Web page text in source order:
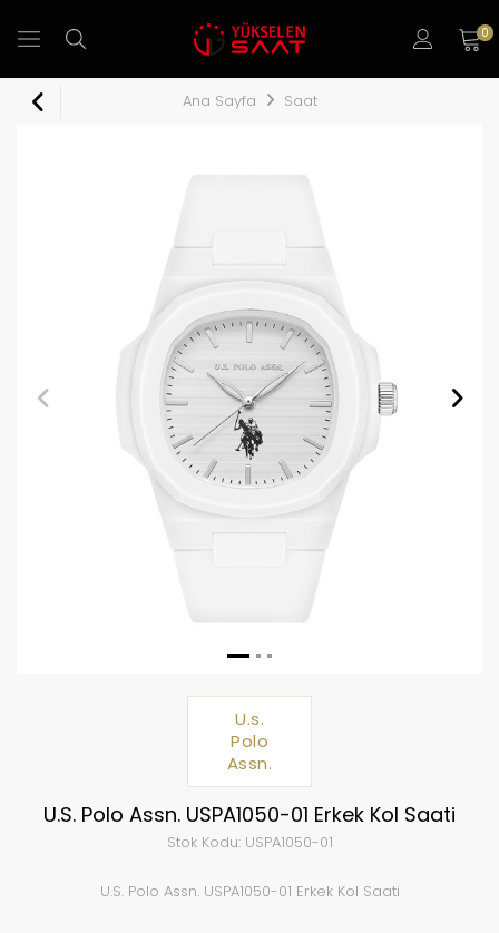
0
Ana Sayfa Saat
U.s.
Polo
Assn.
U.S. Polo Assn. USPA1050-01 Erkek Kol Saati
Stok Kodu:USPA1050-01
U.S. Polo Assn. USPA1050-01 Erkek Kol Saati